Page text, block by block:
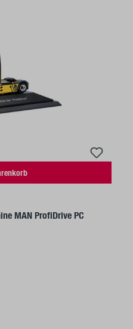
MAN ProfiDrive PC